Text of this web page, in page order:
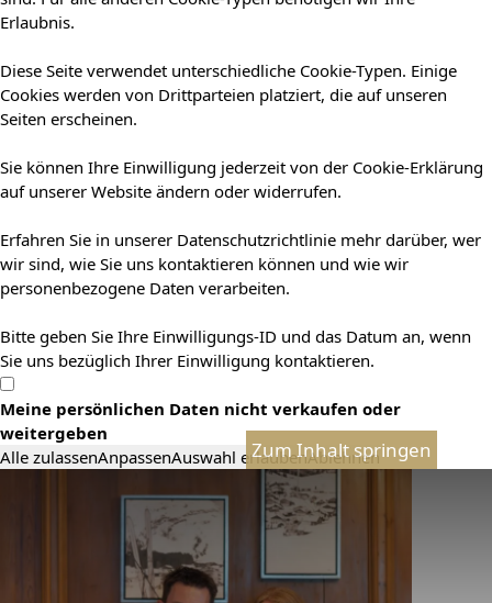
Erlaubnis.
Diese Seite verwendet unterschiedliche Cookie-Typen. Einige
Cookies werden von Drittparteien platziert, die auf unseren
Seiten erscheinen.
Sie können Ihre Einwilligung jederzeit von der Cookie-Erklärung
auf unserer Website ändern oder widerrufen.
Erfahren Sie in unserer Datenschutzrichtlinie mehr darüber, wer
wir sind, wie Sie uns kontaktieren können und wie wir
personenbezogene Daten verarbeiten.
Bitte geben Sie Ihre Einwilligungs-ID und das Datum an, wenn
Sie uns bezüglich Ihrer Einwilligung kontaktieren.
Meine persönlichen Daten nicht verkaufen oder
weitergeben
Alle zulassenAnpassenAuswahl erlaubenAblehnen
Zum Inhalt springen